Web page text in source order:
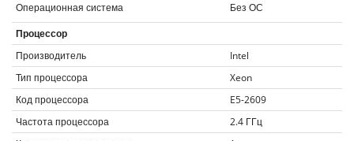
Операционная система
Без ОС
Процессор
Производитель
Intel
Тип процессора
Xeon
Код процессора
E5-2609
Частота процессора
2.4 ГГц